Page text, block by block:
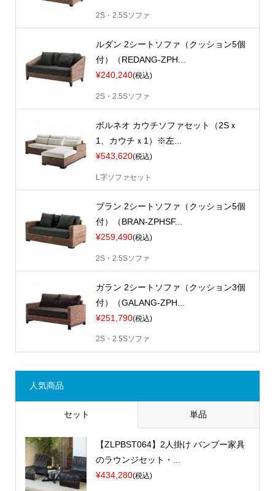
2S・2.5Sソファ
ルダン 2シートソファ（クッション5個
付）（REDANG-ZPH...
¥240,240(税込)
2S・2.5Sソファ
ボルネオ カウチソファセット（2Sｘ
1、カウチｘ1）※左...
¥543,620(税込)
L字ソファセット
ブラン 2シートソファ（クッション5個
付）（BRAN-ZPHSF...
¥259,490(税込)
2S・2.5Sソファ
ガラン 2シートソファ（クッション3個
付）（GALANG-ZPH...
¥251,790(税込)
2S・2.5Sソファ
人気商品
セット 単品
【ZLPBST064】2人掛け バンブー家具
のラウンジセット・...
¥434,280(税込)